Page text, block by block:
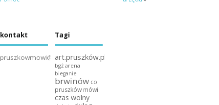
kontakt
pruszkowmowi@gmail.com
Tagi
art.pruszków.pl
bgż arena
bieganie
brwinów co
pruszków mówi
czas wolny